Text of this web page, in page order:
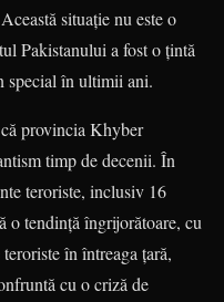
situație nu este o
Pakistanului a fost o țintă
special în ultimii ani.
provincia Khyber
timp de decenii. În
teroriste, inclusiv 16
o tendință îngrijorătoare, cu
în întreaga țară,
cu o criză de